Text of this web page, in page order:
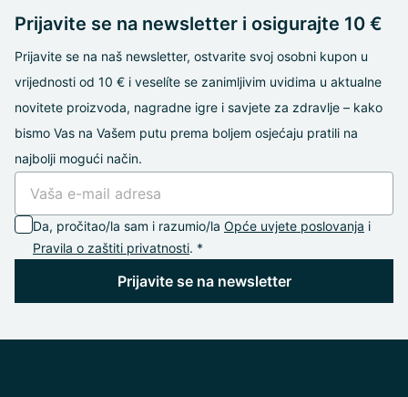
Prijavite se na newsletter i osigurajte 10 €
Prijavite se na naš newsletter, ostvarite svoj osobni kupon u
vrijednosti od 10 € i veselíte se zanimljivim uvidima u aktualne
novitete proizvoda, nagradne igre i savjete za zdravlje – kako
bismo Vas na Vašem putu prema boljem osjećaju pratili na
najbolji mogući način.
Da, pročitao/la sam i razumio/la Opće uvjete poslovanja i
Pravila o zaštiti privatnosti. *
Prijavite se na newsletter